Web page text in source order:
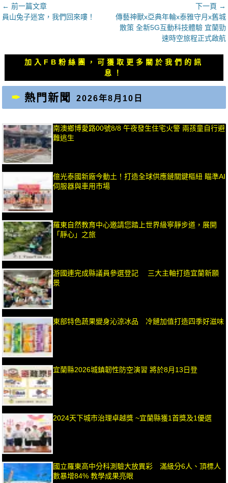
文
章
← 前一篇文章
上
員山兔子迷宮，我們回來嘍！
下一頁 →
下
一
章：
傳藝神獸x亞典年輪x泰雅守月x舊城
散策 全新5G互動科技體驗 宜蘭勁
速時空旅程正式啟航
加入FB粉絲團，可獲取更多關於我們的訊
息！
熱門新聞 2026年8月10日
南澳鄉博愛路00號8/8 午夜發生住宅火警 兩孩童自行避
難逃生
億光泰國新廠今動土！打造全球供應鏈關鍵樞紐 瞄準AI
伺服器與車用市場
羅東自然教育中心邀請您踏上世界級寧靜步道，展開
「靜心」之旅
游國連完成縣議員參選登記 三大主軸打造宜蘭新願
景
東部特色蔬果變身沁涼冰品 冷鏈加值打造四季好滋味
宜蘭縣2026城鎮韌性防空演習 將於8月13日登
2024天下城市治理卓越獎 ~宜蘭縣獲1首獎及1優選
國立羅東高中分科測驗大放異彩 滿級分6人、頂標人
數暴增84% 教學成果亮眼